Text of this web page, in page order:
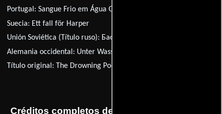
Portugal:Sangue Frio em Água Quente
Suecia: Ett fall för Harper
Unión Soviética (Título ruso): Бассейн утопленников
Alemania occidental: Unter Wasser stirbt man nicht
Título original: The Drowning Pool
Créditos completos de la película La piscina